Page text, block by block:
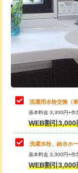
※給水管工事は
給水管工事※（塩
用/3ｍまで)
給水管工事※（塩
用（追加）/3ｍ超
給水管工事※（ラ
管・ポリ管・HT管
給水管工事※（ライ
管・ポリ管・HT管
排水管工事（土の
業）
排水管工事（排水
カメラ調査
桝清掃
止水・漏水調査・
理・調整・分解・
止水・漏水調査・
理・調整・分解・
止水・漏水調査・
理・調整・分解・
キッチンタンク脱着
その他部品の脱着
洗濯用水栓交換（単
基本料金 3,300円+
WEB割引3,000
洗濯水栓、給水ホ
基本料金 3,300円+
WEB割引3,000